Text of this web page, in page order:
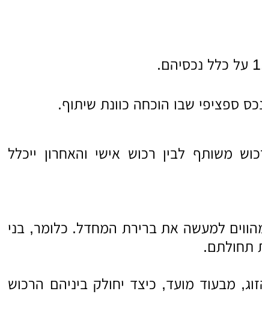
ספציפי שבו הוכחה כוונת שיתוף.
משותף לבין רכוש אישי והאחרון ייכלל
למעשה את ברירת המחדל. כלומר, בני
תחולתם.
מבעוד מועד, כיצד יחולק ביניהם הרכוש